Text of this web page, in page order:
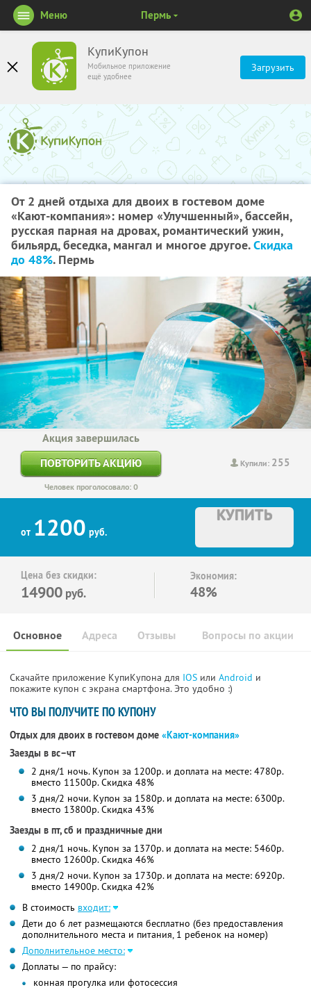
КупиКупон
Мобильное приложение
ещё удобнее
Загрузить
Меню Пермь
От 2 дней отдыха для двоих в гостевом доме
«Кают-компания»: номер «Улучшенный», бассейн,
русская парная на дровах, романтический ужин,
бильярд, беседка, мангал и многое другое.Скидка
до 48%. Пермь
Купили: 255
Акция завершилась
ПОВТОРИТЬ АКЦИЮ
Человек проголосовало: 0
от 1200 руб.
КУПИТЬ
Цена без скидки:
14900 руб.
Экономия:
48%
Основное Отзывы Вопросы по акции
Адреса
Скачайте приложение КупиКупона для IOS или Android и
покажите купон с экрана смартфона. Это удобно :)
ЧТО ВЫ ПОЛУЧИТЕ ПО КУПОНУ
Отдых для двоих в гостевом доме «Кают-компания»
Заезды в вс–чт
2 дня/1 ночь. Купон за 1200р. и доплата на месте: 4780р.
вместо 11500р.Скидка 48%
3 дня/2 ночи. Купон за 1580р. и доплата на месте: 6300р.
вместо 13800р.Скидка 43%
Заезды в пт, сб и праздничные дни
2 дня/1 ночь. Купон за 1370р. и доплата на месте: 5460р.
вместо 12600р.Скидка 46%
3 дня/2 ночи. Купон за 1730р. и доплата на месте: 6920р.
вместо 14900р.Скидка 42%
В стоимость входит:
Дети до 6 лет размещаются бесплатно (без предоставления
дополнительного места и питания, 1 ребенок на номер)
Дополнительное место:
Доплаты — по прайсу:
конная прогулка или фотосессия